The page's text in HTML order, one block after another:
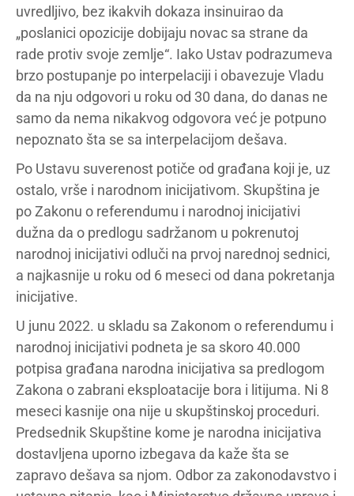
uvredljivo, bez ikakvih dokaza insinuirao da
„poslanici opozicije dobijaju novac sa strane da
rade protiv svoje zemlje“. Iako Ustav podrazumeva
brzo postupanje po interpelaciji i obavezuje Vladu
da na nju odgovori u roku od 30 dana, do danas ne
samo da nema nikakvog odgovora već je potpuno
nepoznato šta se sa interpelacijom dešava.
Po Ustavu suverenost potiče od građana koji je, uz
ostalo, vrše i narodnom inicijativom. Skupština je
po Zakonu o referendumu i narodnoj inicijativi
dužna da o predlogu sadržanom u pokrenutoj
narodnoj inicijativi odluči na prvoj narednoj sednici,
a najkasnije u roku od 6 meseci od dana pokretanja
inicijative.
U junu 2022. u skladu sa Zakonom o referendumu i
narodnoj inicijativi podneta je sa skoro 40.000
potpisa građana narodna inicijativa sa predlogom
Zakona o zabrani eksploatacije bora i litijuma. Ni 8
meseci kasnije ona nije u skupštinskoj proceduri.
Predsednik Skupštine kome je narodna inicijativa
dostavljena uporno izbegava da kaže šta se
zapravo dešava sa njom. Odbor za zakonodavstvo i